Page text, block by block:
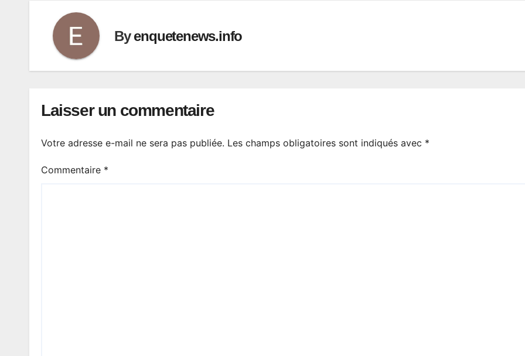
Byenquetenews.info
Laisser un commentaire
Votre adresse e-mail ne sera pas publiée. Les champs obligatoires sont indiqués avec *
Commentaire *